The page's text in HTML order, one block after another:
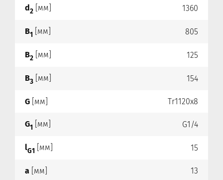
d2 [мм] 1360
B1 [мм] 805
B2 [мм] 125
B3 [мм] 154
G [мм] Tr1120x8
G1 [мм] G1/4
lG1 [мм] 15
a [мм] 13